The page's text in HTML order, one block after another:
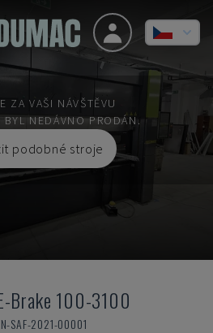
ZA VAŠI NÁVŠTĚVU
NEDÁVNO PRODÁN.
podobné stroje
Brake 100-3100
SAF-2021-00001